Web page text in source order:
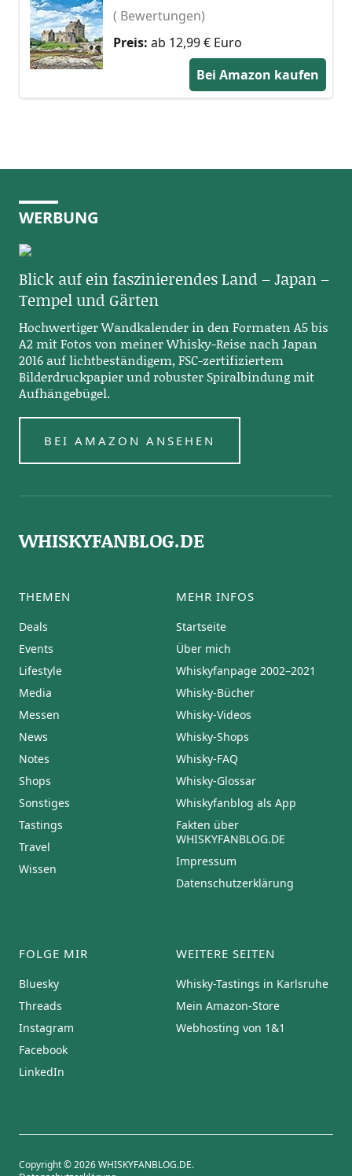
( Bewertungen)
Preis: ab 12,99 € Euro
Bei Amazon kaufen
WERBUNG
Blick auf ein faszinierendes Land – Japan –
Tempel und Gärten
Hochwertiger Wandkalender in den Formaten A5 bis
A2 mit Fotos von meiner Whisky-Reise nach Japan
2016 auf lichtbeständigem, FSC-zertifiziertem
Bilderdruckpapier und robuster Spiralbindung mit
Aufhängebügel.
BEI AMAZON ANSEHEN
WHISKYFANBLOG.DE
THEMEN
Deals
Events
Lifestyle
Media
Messen
News
Notes
Shops
Sonstiges
Tastings
Travel
Wissen
MEHR INFOS
Startseite
Über mich
Whiskyfanpage 2002–2021
Whisky-Bücher
Whisky-Videos
Whisky-Shops
Whisky-FAQ
Whisky-Glossar
Whiskyfanblog als App
Fakten über
WHISKYFANBLOG.DE
Impressum
Datenschutzerklärung
FOLGE MIR
Bluesky
Threads
Instagram
Facebook
LinkedIn
WEITERE SEITEN
Whisky-Tastings in Karlsruhe
Mein Amazon-Store
Webhosting von 1&1
Copyright © 2026 WHISKYFANBLOG.DE